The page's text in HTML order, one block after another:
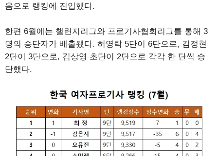
음으로 랭킹에 진입했다.
한편 6월에는 챌린지리그와 프로기사협회리그를 통해 3
명의 승단자가 배출됐다. 허영락 5단이 6단으로, 김정현
2단이 3단으로, 김상영 초단이 2단으로 각각 한 단씩 승
단했다.